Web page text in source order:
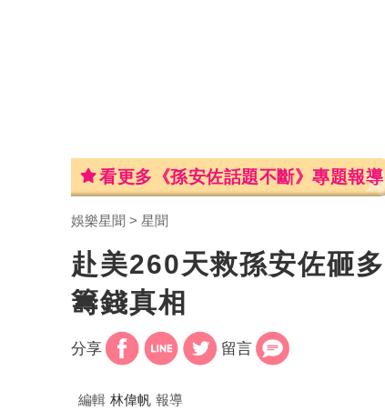
看更多《孫安佐話題不斷》專題報導
娛樂星聞 星聞
赴美260天救孫安佐砸
籌錢真相
分享 留言
編輯 林偉帆 報導